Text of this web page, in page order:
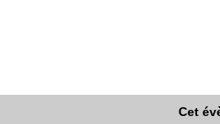
Cet